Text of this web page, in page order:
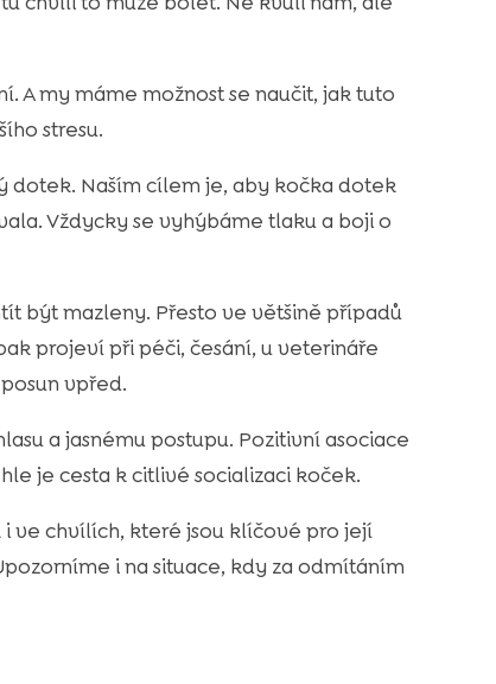
A my máme možnost se naučit, jak tuto
stresu.
dotek. Naším cílem je, aby kočka dotek
Vždycky se vyhýbáme tlaku a boji o
být mazleny. Přesto ve většině případů
projeví při péči, česání, u veterináře
vpřed.
a jasnému postupu. Pozitivní asociace
je cesta k citlivé socializaci koček.
ve chvílích, které jsou klíčové pro její
i na situace, kdy za odmítáním